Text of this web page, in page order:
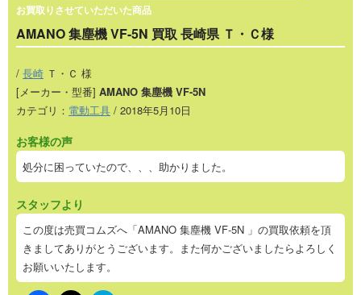
お買取りさせていただいた商品
AMANO 集塵機 VF-5N 買取 長崎県 Ｔ・Ｃ様
/ 長崎 Ｔ・Ｃ 様
[メーカー・型番] AMANO 集塵機 VF-5N
カテゴリ： 電動工具 / 2018年5月10日
お客様の声
処分に困っていたので、、、助かりました。
スタッフより
この度は売買コムズへ「AMANO 集塵機 VF-5N 」の買取依頼を頂
きましてありがとうございます。また何かございましたらよろしく
お願いいたします。